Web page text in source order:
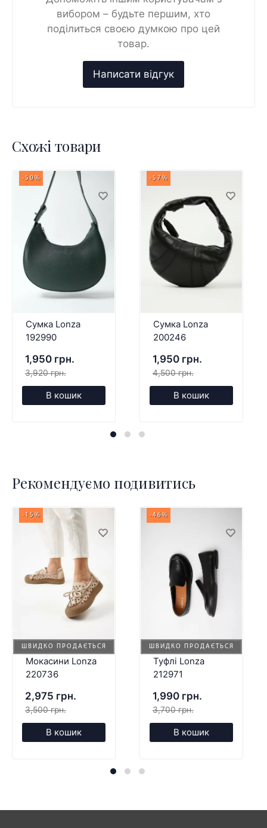
вибором – будьте першим, хто
поділиться своєю думкою про цей
товар.
Схожі товари
-50%
Сумка Lonza
192990
1,950 грн.
3,920 грн.
В кошик
-57%
Сумка Lonza
200246
1,950 грн.
4,500 грн.
В кошик
Рекомендуємо подивитись
ШВИДКО ПРОДАЄТЬСЯ
-15%
Мокасини Lonza
220736
2,975 грн.
3,500 грн.
В кошик
ШВИДКО ПРОДАЄТЬСЯ
-46%
Туфлі Lonza
212971
1,990 грн.
3,700 грн.
В кошик